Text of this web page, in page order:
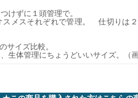
けずに１頭管理で。
スメスそれぞれで管理。 仕切りは
サイズ比較。
生体管理にちょうどいいサイズ。（